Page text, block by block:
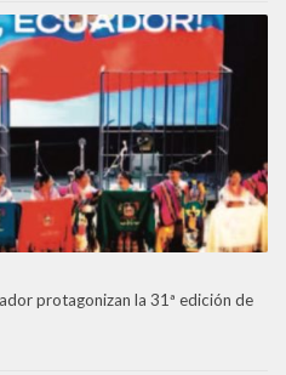
protagonizan la 31ª edición de